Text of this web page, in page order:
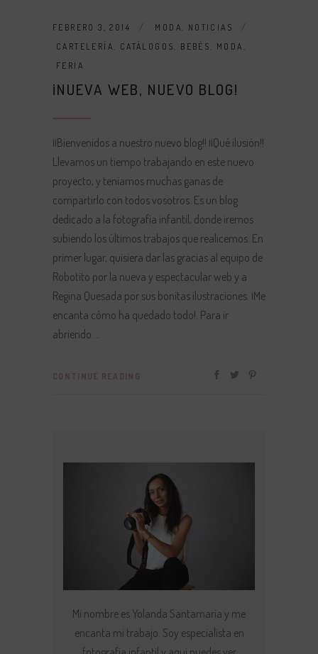
FEBRERO 3, 2014 MODA
NOTICIAS
CARTELERÍA
CATÁLOGOS BEBÉS MODA
FERIA
¡NUEVA WEB, NUEVO BLOG!
¡¡Bienvenidos a nuestro nuevo blog!! ¡¡Qué ilusión!!
Llevamos un tiempo trabajando en este nuevo
proyecto, y teníamos muchas ganas de
compartirlo con todos vosotros. Es un blog
dedicado a la fotografía infantil, donde iremos
subiendo los últimos trabajos que realicemos. En
primer lugar, quisiera dar las gracias al equipo de
Robotito por la nueva y espectacular web y a
Regina Quesada por sus bonitas ilustraciones. ¡Me
encanta cómo ha quedado todo!. Para ir
abriendo
CONTINUE READING
Mi nombre es Yolanda Santamaría y me
encanta mi trabajo. Soy especialista en